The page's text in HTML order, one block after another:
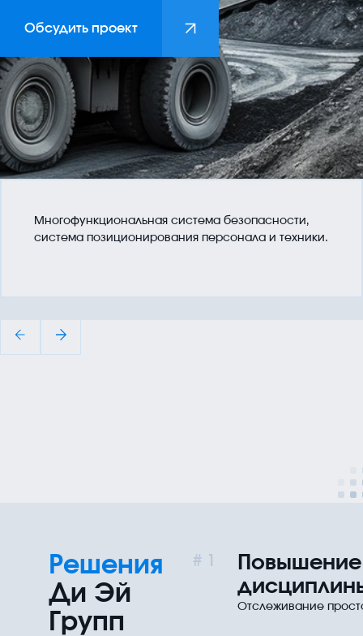
Решения для отраслей
Нефть и газ
Гражданские объекты
Аграрный комплекс
Собственные продукты
МФСБ DAGROUP
помещение 4005
Обсудить проект
Многофункциональная система безопасности,
система позиционирования персонала и техники.
Решения
Ди Эй
Групп
Отслеживание